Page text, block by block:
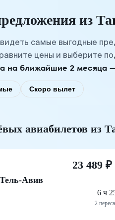
из
самые выгодные
цены и выберите
на ближайшие 2 месяца —
Скоро вылет
авиабилетов из
23 489 ₽
Авив
6 ч
2